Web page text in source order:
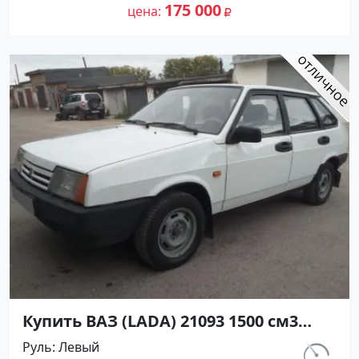
объявление №26920 на сайте
цена 175 000
Купить ВАЗ (LADA) 21093 1500 см3
МКПП (70 л.с.) Бензин инжектор в
Руль Левый